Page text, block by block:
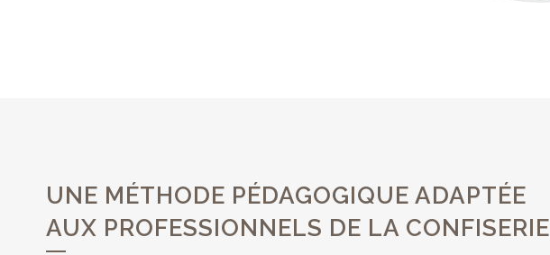
UNE MÉTHODE PÉDAGOGIQUE ADAPTÉE
AUX PROFESSIONNELS DE LA CONFISERIE